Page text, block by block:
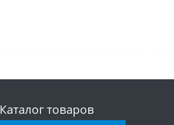
Каталог товаров